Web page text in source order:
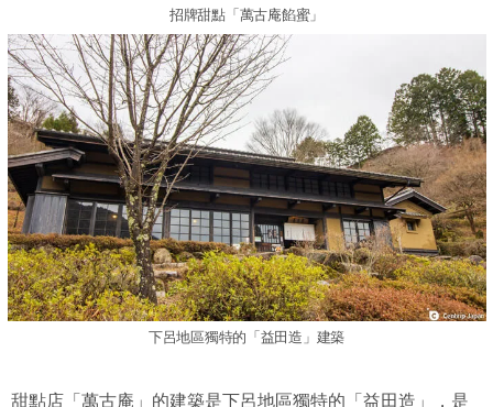
招牌甜點「萬古庵餡蜜」
下呂地區獨特的「益田造」建築
甜點店「萬古庵」的建築是下呂地區獨特的「益田造」，是